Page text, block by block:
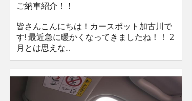
ご納車紹介！！
皆さんこんにちは！カースポット加古川で
す! 最近急に暖かくなってきましたね！！ 2
月とは思えな...